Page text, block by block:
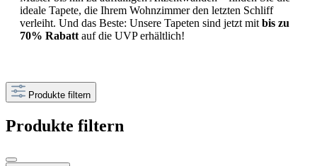
ideale Tapete, die Ihrem Wohnzimmer den letzten Schliff
verleiht. Und das Beste: Unsere Tapeten sind jetzt mit bis zu
70% Rabatt auf die UVP erhältlich!
Produkte filtern
Produkte filtern